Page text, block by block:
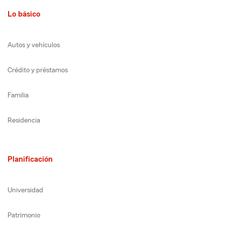
Lo básico
Autos y vehículos
Crédito y préstamos
Familia
Residencia
Planificación
Universidad
Patrimonio